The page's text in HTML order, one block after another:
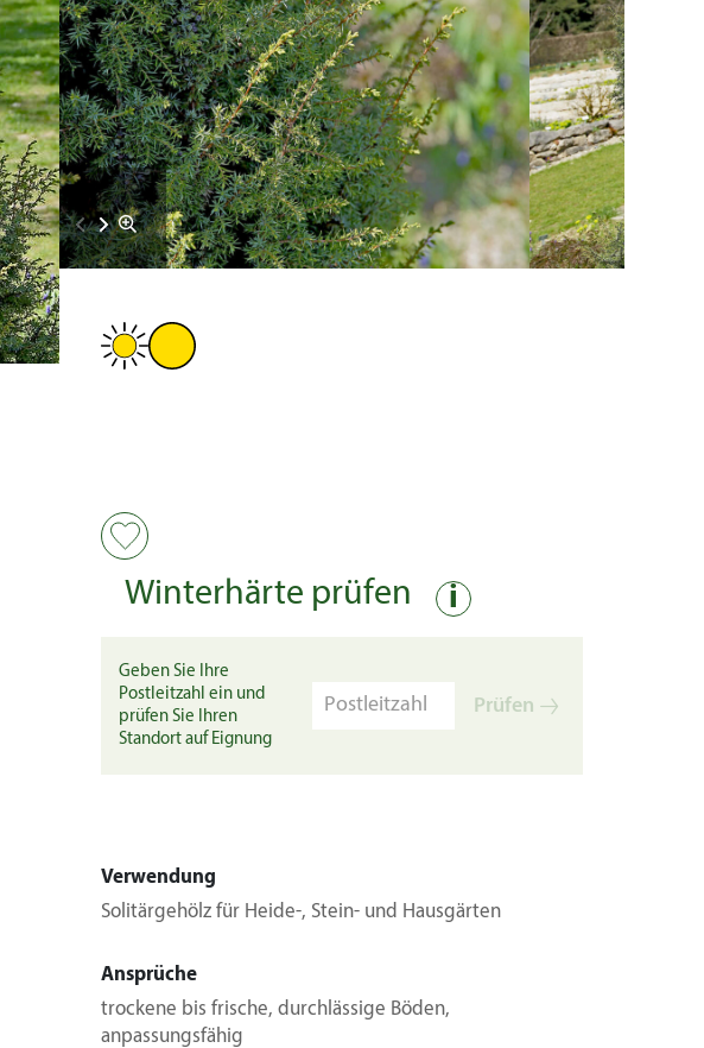
Winterhärte prüfen i
Geben Sie Ihre
Postleitzahl ein und
prüfen Sie Ihren
Standort auf Eignung
Prüfen
Verwendung
Solitärgehölz für Heide-, Stein- und Hausgärten
Ansprüche
trockene bis frische, durchlässige Böden,
anpassungsfähig